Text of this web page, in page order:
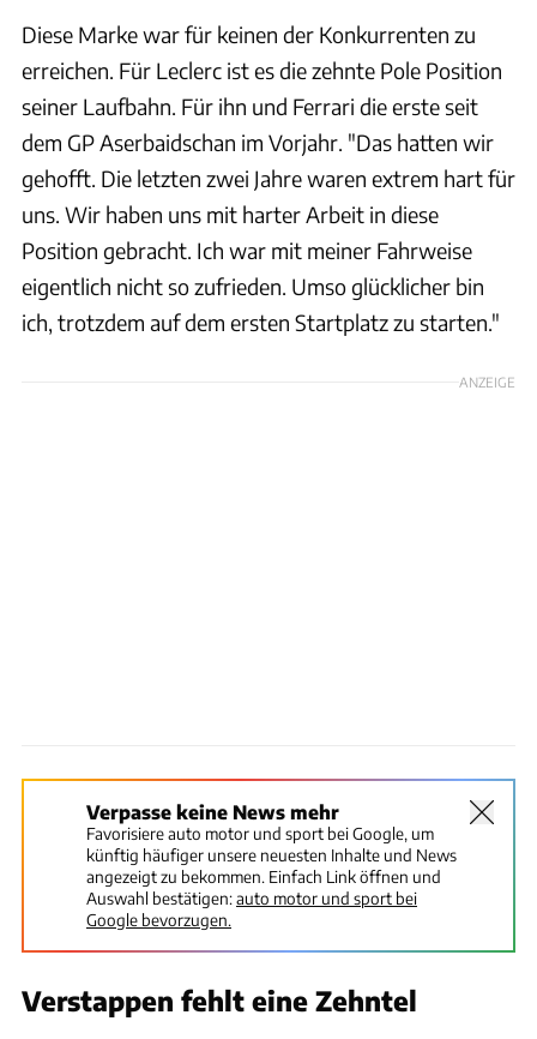
Diese Marke war für keinen der Konkurrenten zu
erreichen. Für Leclerc ist es die zehnte Pole Position
seiner Laufbahn. Für ihn und Ferrari die erste seit
dem GP Aserbaidschan im Vorjahr. "Das hatten wir
gehofft. Die letzten zwei Jahre waren extrem hart für
uns. Wir haben uns mit harter Arbeit in diese
Position gebracht. Ich war mit meiner Fahrweise
eigentlich nicht so zufrieden. Umso glücklicher bin
ich, trotzdem auf dem ersten Startplatz zu starten."
ANZEIGE
Verpasse keine News mehr
Favorisiere auto motor und sport bei Google, um
künftig häufiger unsere neuesten Inhalte und News
angezeigt zu bekommen. Einfach Link öffnen und
Auswahl bestätigen:auto motor und sport bei
Google bevorzugen.
Verstappen fehlt eine Zehntel